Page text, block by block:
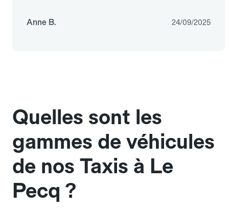
Anne B. 24/09/2025
Quelles sont les
gammes de véhicules
de nos Taxis à Le
Pecq ?